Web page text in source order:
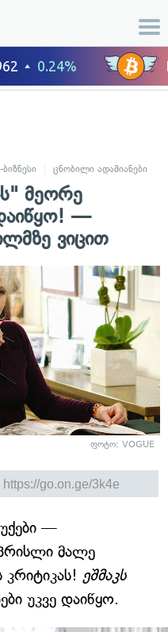
ცნობილი ადამიანები
მეორე
—
ვიცით
ფოტო: VOGUE
—
მალე
კრიტიკას! ეშმაკს
უკვე დაიწყო.